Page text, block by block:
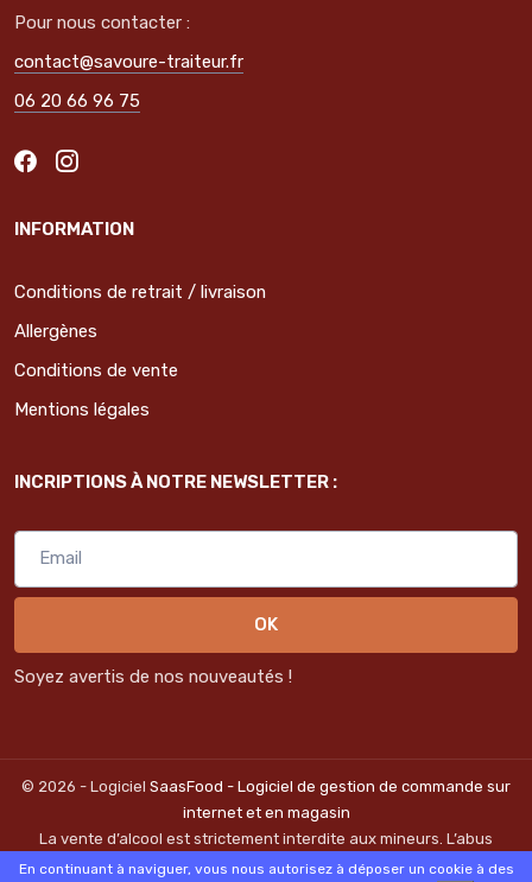
Pour nous contacter :
contact@savoure-traiteur.fr
06 20 66 96 75
INFORMATION
Conditions de retrait / livraison
Allergènes
Conditions de vente
Mentions légales
INCRIPTIONS À NOTRE NEWSLETTER :
OK
Soyez avertis de nos nouveautés !
© 2026 - Logiciel SaasFood - Logiciel de gestion de commande sur
internet et en magasin
La vente d’alcool est strictement interdite aux mineurs. L’abus
d’alcool est dangereux pour la santé. A consommer avec
En continuant à naviguer, vous nous autorisez à déposer un cookie à des